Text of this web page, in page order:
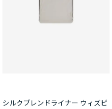
シルクブレンドライナー ウィズピ